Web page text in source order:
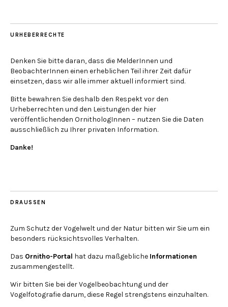
URHEBERRECHTE
Denken Sie bitte daran, dass die MelderInnen und
BeobachterInnen einen erheblichen Teil ihrer Zeit dafür
einsetzen, dass wir alle immer aktuell informiert sind.
Bitte bewahren Sie deshalb den Respekt vor den
Urheberrechten und den Leistungen der hier
veröffentlichenden OrnithologInnen – nutzen Sie die Daten
ausschließlich zu Ihrer privaten Information.
Danke!
DRAUSSEN
Zum Schutz der Vogelwelt und der Natur bitten wir Sie um ein
besonders rücksichtsvolles Verhalten.
Das Ornitho-Portal hat dazu maßgebliche Informationen
zusammengestellt.
Wir bitten Sie bei der Vogelbeobachtung und der
Vogelfotografie darum, diese Regel strengstens einzuhalten.